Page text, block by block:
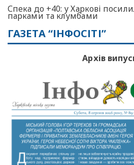
Спека до +40: у Харкові
парками та клумбами
ГАЗЕТА “ІНФОСІТІ”
Архів